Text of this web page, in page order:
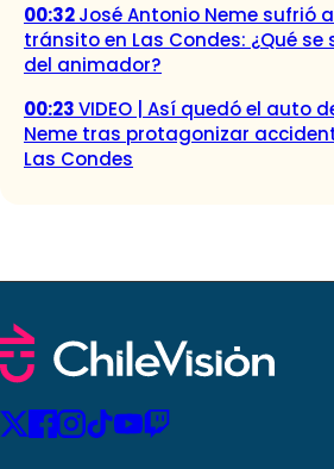
00:32José Antonio Neme sufrió
tránsito en Las Condes: ¿Qué se
del animador?
00:23VIDEO | Así quedó el auto
Neme tras protagonizar
Las Condes